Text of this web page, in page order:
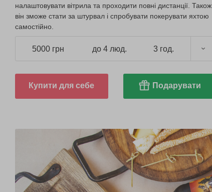
налаштовувати вітрила та проходити повні дистанції. Також
він зможе стати за штурвал і спробувати покерувати яхтою
самостійно.
5000 грн до 4 люд. 3 год.
Купити для себе Подарувати